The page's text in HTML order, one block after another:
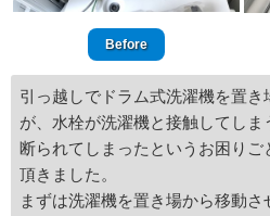
Before
引っ越しでドラム式洗濯機を置
が、水栓が洗濯機と接触してし
断られてしまったというお困り
頂きました。
まずは洗濯機を置き場から移動